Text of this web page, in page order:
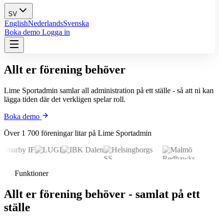
SV
EnglishNederlandsSvenska
Boka demo Logga in
Allt er förening behöver
Lime Sportadmin samlar all administration på ett ställe - så att ni kan
lägga tiden där det verkligen spelar roll.
Boka demo
Över 1 700 föreningar litar på Lime Sportadmin
Funktioner
Allt er förening behöver - samlat på ett
ställe